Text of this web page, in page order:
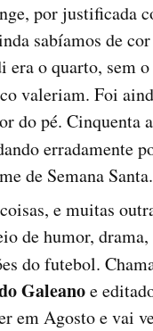
por justificada
sabíamos de
era o quarto, sem
valeriam. Foi
do pé. Cinquenta
erradamente
de Semana Santa.
e muitas
de humor,
do futebol.
Galeanoe
em Agosto e vai